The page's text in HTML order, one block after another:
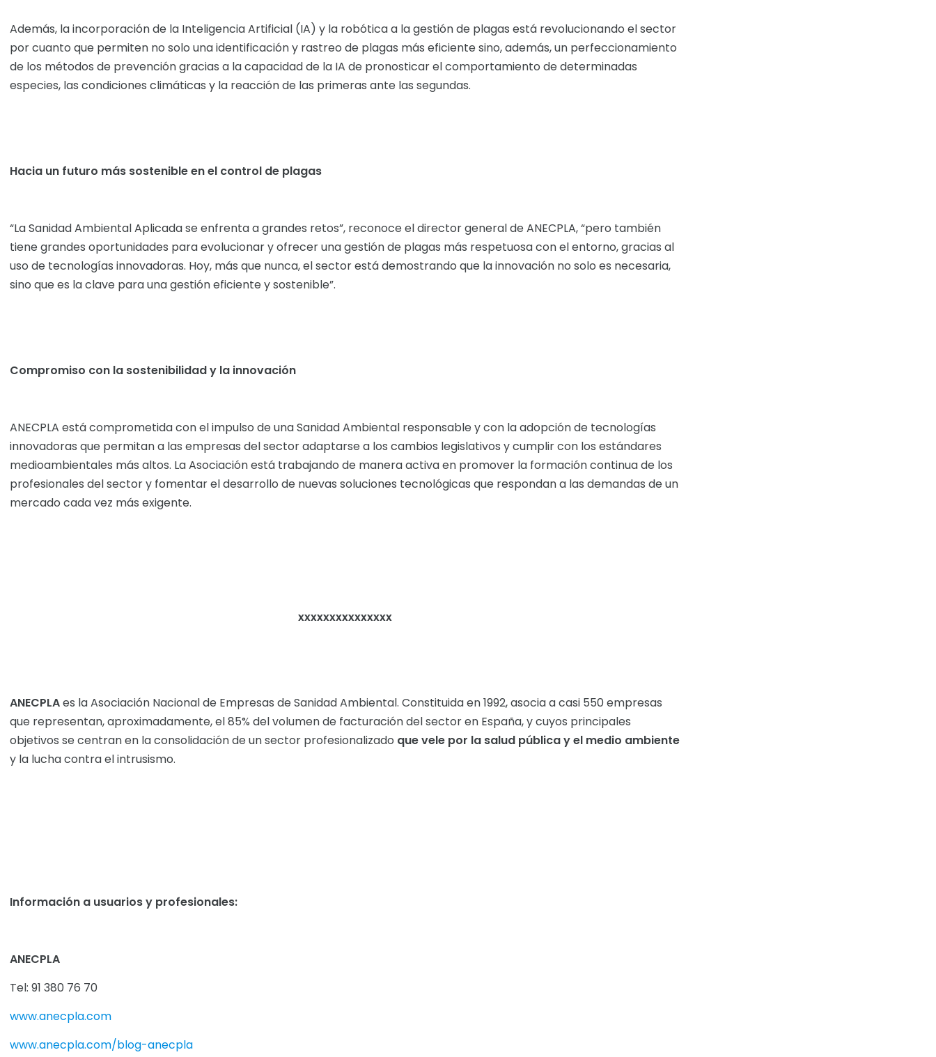
Además, la incorporación de la Inteligencia Artificial (IA) y la robótica a la gestión de plagas está revolucionando el sector
por cuanto que permiten no solo una identificación y rastreo de plagas más eficiente sino, además, un perfeccionamiento
de los métodos de prevención gracias a la capacidad de la IA de pronosticar el comportamiento de determinadas
especies, las condiciones climáticas y la reacción de las primeras ante las segundas.
Hacia un futuro más sostenible en el control de plagas
“La Sanidad Ambiental Aplicada se enfrenta a grandes retos”, reconoce el director general de ANECPLA, “pero también
tiene grandes oportunidades para evolucionar y ofrecer una gestión de plagas más respetuosa con el entorno, gracias al
uso de tecnologías innovadoras. Hoy, más que nunca, el sector está demostrando que la innovación no solo es necesaria,
sino que es la clave para una gestión eficiente y sostenible”.
Compromiso con la sostenibilidad y la innovación
ANECPLA está comprometida con el impulso de una Sanidad Ambiental responsable y con la adopción de tecnologías
innovadoras que permitan a las empresas del sector adaptarse a los cambios legislativos y cumplir con los estándares
medioambientales más altos. La Asociación está trabajando de manera activa en promover la formación continua de los
profesionales del sector y fomentar el desarrollo de nuevas soluciones tecnológicas que respondan a las demandas de un
mercado cada vez más exigente.
xxxxxxxxxxxxxxx
ANECPLAes la Asociación Nacional de Empresas de Sanidad Ambiental. Constituida en 1992, asocia a casi 550 empresas
que representan, aproximadamente, el 85% del volumen de facturación del sector en España, y cuyos principales
objetivos se centran en la consolidación de un sector profesionalizado que vele por la salud pública y el medio ambiente
y la lucha contra el intrusismo.
Información a usuarios y profesionales:
ANECPLA
Tel: 91 380 76 70
www.anecpla.com
www.anecpla.com/blog-anecpla